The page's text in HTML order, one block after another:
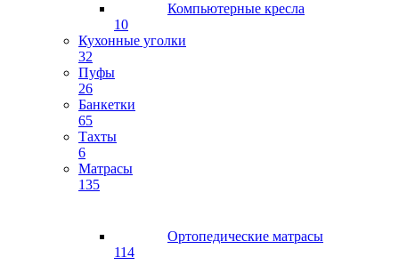
Компьютерные кресла
10
Кухонные уголки
32
Пуфы
26
Банкетки
65
Тахты
6
Матрасы
135
Ортопедические матрасы
114